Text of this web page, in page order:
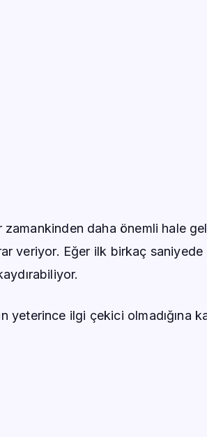
daha önemli hale
veriyor. Eğer ilk birkaç saniyede
yeterince ilgi çekici olmadığına